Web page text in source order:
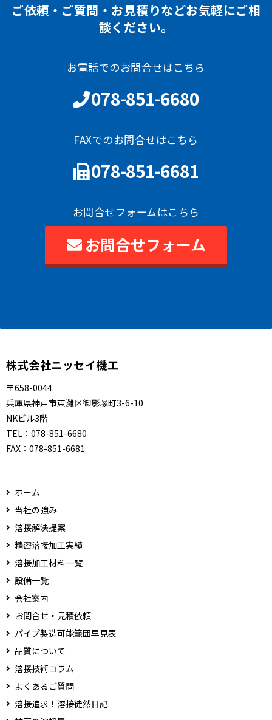
ご依頼・ご質問・お見積りなどお気軽にご相
談ください。
お電話でのお問合せはこちら
078-851-6680
FAXでのお問合せはこちら
078-851-6681
お問合せフォームはこちら
お問合せフォーム
株式会社ニッセイ機工
〒658-0044
兵庫県神戸市東灘区御影塚町3-6-10
NKビル3階
TEL： 078-851-6680
FAX： 078-851-6681
ホーム
当社の強み
溶接解決提案
精密溶接加工実績
溶接加工材料一覧
設備一覧
会社案内
お問合せ・見積依頼
パイプ製造可能範囲早見表
品質について
溶接技術コラム
よくあるご質問
溶接追求！溶接徒然日記